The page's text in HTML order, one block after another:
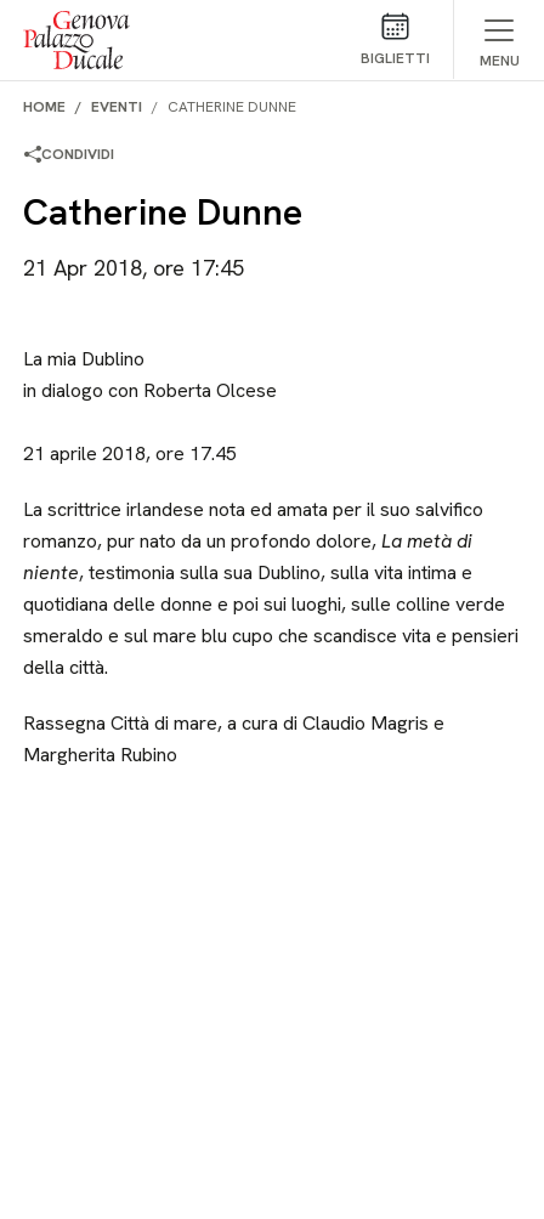
Salta al contenuto
BIGLIETTI MENU
HOME EVENTI CATHERINE DUNNE
CONDIVIDI
Catherine Dunne
21 Apr 2018, ore 17:45
La mia Dublino
in dialogo con Roberta Olcese
21 aprile 2018, ore 17.45
La scrittrice irlandese nota ed amata per il suo salvifico
romanzo, pur nato da un profondo dolore,La metà di
niente, testimonia sulla sua Dublino, sulla vita intima e
quotidiana delle donne e poi sui luoghi, sulle colline verde
smeraldo e sul mare blu cupo che scandisce vita e pensieri
della città.
Rassegna Città di mare, a cura di Claudio Magris e
Margherita Rubino